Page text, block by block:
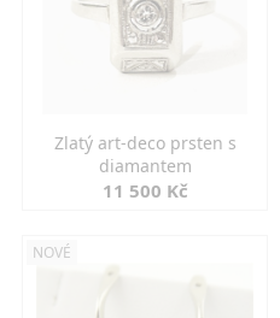
Zlatý art-deco prsten s
diamantem
11 500 Kč
NOVÉ